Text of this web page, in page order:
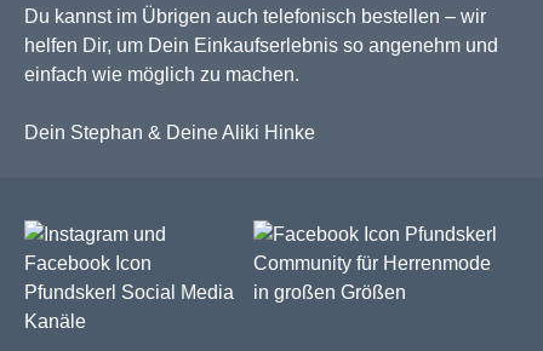
Du kannst im Übrigen auch telefonisch bestellen – wir
helfen Dir, um Dein Einkaufserlebnis so angenehm und
einfach wie möglich zu machen.
Dein Stephan & Deine Aliki Hinke